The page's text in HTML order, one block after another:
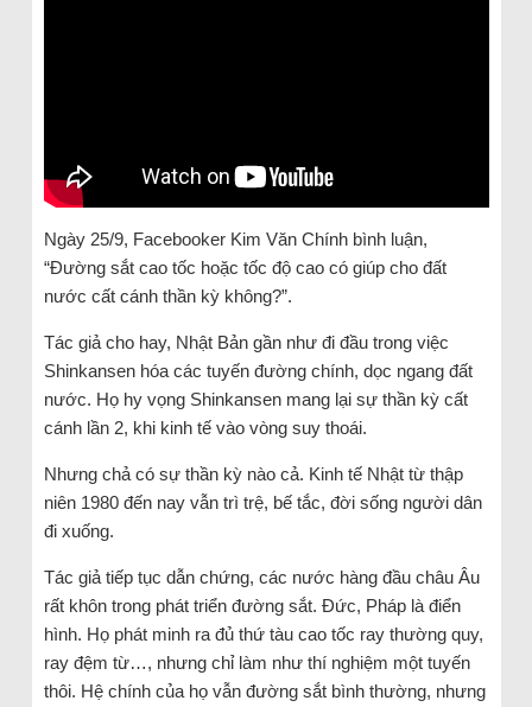
Ngày 25/9, Facebooker Kim Văn Chính bình luận,
“Đường sắt cao tốc hoặc tốc độ cao có giúp cho đất
nước cất cánh thần kỳ không?”.
Tác giả cho hay, Nhật Bản gần như đi đầu trong việc
Shinkansen hóa các tuyến đường chính, dọc ngang đất
nước. Họ hy vọng Shinkansen mang lại sự thần kỳ cất
cánh lần 2, khi kinh tế vào vòng suy thoái.
Nhưng chả có sự thần kỳ nào cả. Kinh tế Nhật từ thập
niên 1980 đến nay vẫn trì trệ, bế tắc, đời sống người dân
đi xuống.
Tác giả tiếp tục dẫn chứng, các nước hàng đầu châu Âu
rất khôn trong phát triển đường sắt. Đức, Pháp là điển
hình. Họ phát minh ra đủ thứ tàu cao tốc ray thường quy,
ray đệm từ…, nhưng chỉ làm như thí nghiệm một tuyến
thôi. Hệ chính của họ vẫn đường sắt bình thường, nhưng